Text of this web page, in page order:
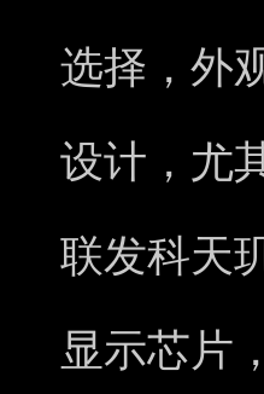
选择，外
设计，尤
联发科天
显示芯片